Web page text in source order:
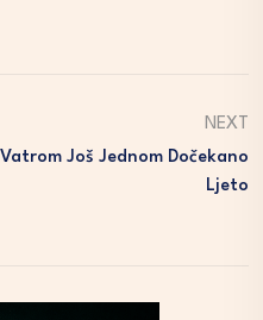
NEXT
Vatrom Još Jednom Dočekano
Ljeto